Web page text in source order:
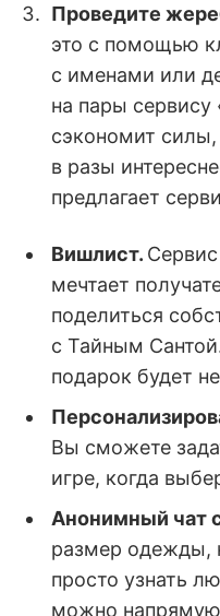
Проведите
это с помощью
с именами или
на пары
сэкономит
в разы
предлагает
Вишлист.
мечтает
поделиться
с Тайным
подарок будет
Вы сможете
игре, когда
Анонимный чат
размер одежды,
просто узнать
можно